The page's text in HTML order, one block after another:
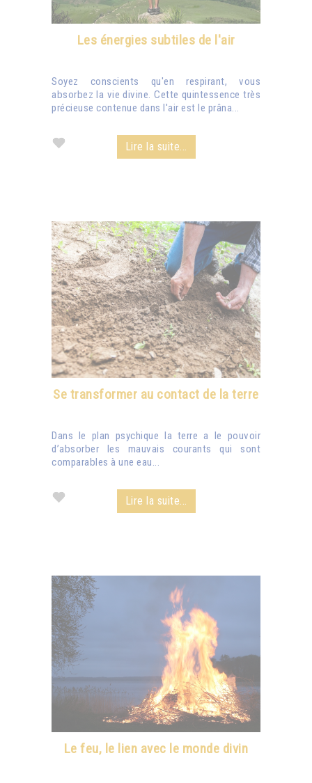
Les énergies subtiles de l'air
Soyez conscients qu'en respirant, vous
absorbez la vie divine. Cette quintessence très
précieuse contenue dans l'air est le prâna...
Lire la suite...
Se transformer au contact de la terre
Dans le plan psychique la terre a le pouvoir
d’absorber les mauvais courants qui sont
comparables à une eau...
Lire la suite...
Le feu, le lien avec le monde divin